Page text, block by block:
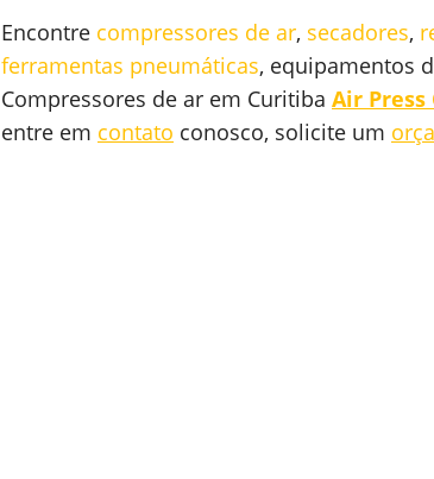
Encontre compressores de ar, secadores,
ferramentas pneumáticas, equipamentos
Compressores de ar em Curitiba Air Press
entre em contato conosco, solicite um